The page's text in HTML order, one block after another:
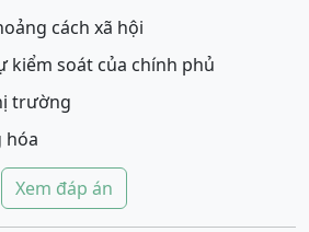
cách xã hội
kiểm soát của chính phủ
trường
hóa
Xem đáp án